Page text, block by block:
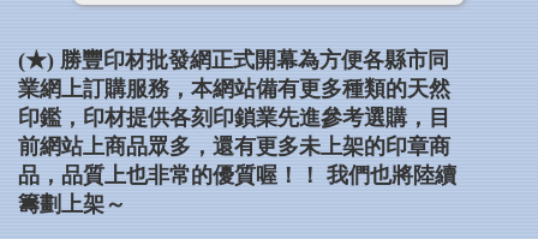
(★) 勝豐印材批發網正式開幕為方便各縣市同
業網上訂購服務，本網站備有更多種類的天然
印鑑，印材提供各刻印鎖業先進參考選購，目
前網站上商品眾多，還有更多未上架的印章商
品，品質上也非常的優質喔！！ 我們也將陸續
籌劃上架～